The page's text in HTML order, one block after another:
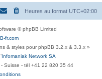
Heures au format UTC+02:00
© phpBB Limited
fr.com
& styles pour phpBB 3.2.x & 3.3.x »
Infomaniak Network SA
Suisse - tél +41 22 820 35 44